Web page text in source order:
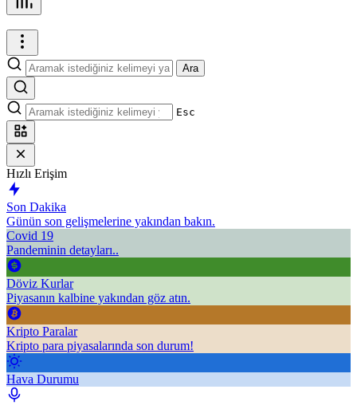
Ara
Esc
Hızlı Erişim
Son Dakika
Günün son gelişmelerine yakından bakın.
Covid 19
Pandeminin detayları..
Döviz Kurlar
Piyasanın kalbine yakından göz atın.
Kripto Paralar
Kripto para piyasalarında son durum!
Hava Durumu